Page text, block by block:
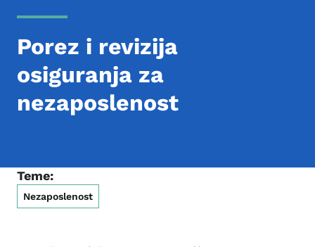
Porez i revizija
osiguranja za
nezaposlenost
Teme:
Nezaposlenost